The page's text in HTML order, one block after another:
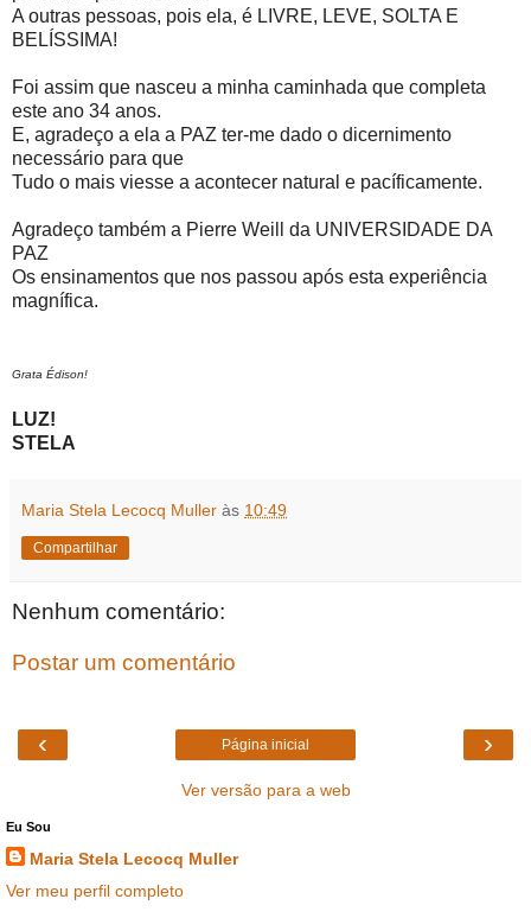
A outras pessoas, pois ela, é LIVRE, LEVE, SOLTA E
BELÍSSIMA!
Foi assim que nasceu a minha caminhada que completa
este ano 34 anos.
E, agradeço a ela a PAZ ter-me dado o dicernimento
necessário para que
Tudo o mais viesse a acontecer natural e pacíficamente.
Agradeço também a Pierre Weill da UNIVERSIDADE DA
PAZ
Os ensinamentos que nos passou após esta experiência
magnífica.
Grata Édison!
LUZ!
STELA
Maria Stela Lecocq Muller às 10:49
Compartilhar
Nenhum comentário:
Postar um comentário
‹ ›
Página inicial
Ver versão para a web
Eu Sou
Maria Stela Lecocq Muller
Ver meu perfil completo